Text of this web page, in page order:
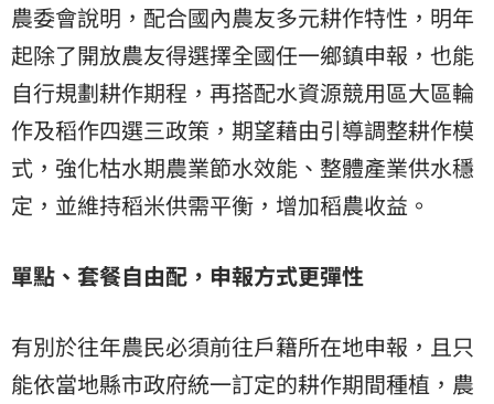
農委會說明，配合國內農友多元耕作特性，明年
起除了開放農友得選擇全國任一鄉鎮申報，也能
自行規劃耕作期程，再搭配水資源競用區大區輪
作及稻作四選三政策，期望藉由引導調整耕作模
式，強化枯水期農業節水效能、整體產業供水穩
定，並維持稻米供需平衡，增加稻農收益。
單點、套餐自由配，申報方式更彈性
有別於往年農民必須前往戶籍所在地申報，且只
能依當地縣市政府統一訂定的耕作期間種植，農